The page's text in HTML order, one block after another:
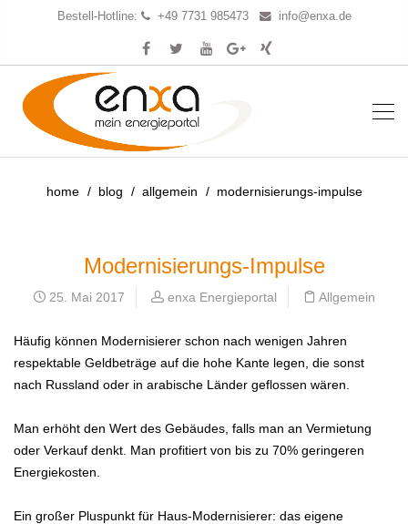
Bestell-Hotline: +49 7731 985473 info@enxa.de
home blog allgemein modernisierungs-impulse
Modernisierungs-Impulse
25. Mai 2017 enxa Energieportal Allgemein
Häufig können Modernisierer schon nach wenigen Jahren
respektable Geldbeträge auf die hohe Kante legen, die sonst
nach Russland oder in arabische Länder geflossen wären.
Man erhöht den Wert des Gebäudes, falls man an Vermietung
oder Verkauf denkt. Man profitiert von bis zu 70% geringeren
Energiekosten.
Ein großer Pluspunkt für Haus-Modernisierer: das eigene